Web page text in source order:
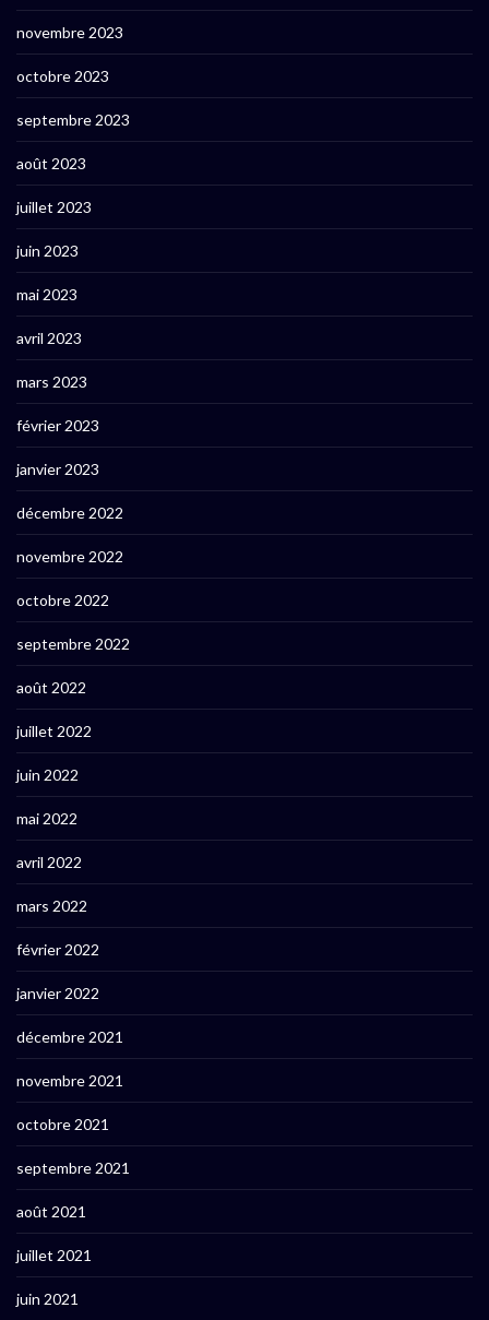
novembre 2023
octobre 2023
septembre 2023
août 2023
juillet 2023
juin 2023
mai 2023
avril 2023
mars 2023
février 2023
janvier 2023
décembre 2022
novembre 2022
octobre 2022
septembre 2022
août 2022
juillet 2022
juin 2022
mai 2022
avril 2022
mars 2022
février 2022
janvier 2022
décembre 2021
novembre 2021
octobre 2021
septembre 2021
août 2021
juillet 2021
juin 2021